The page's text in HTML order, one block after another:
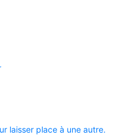
laisser place à une autre.